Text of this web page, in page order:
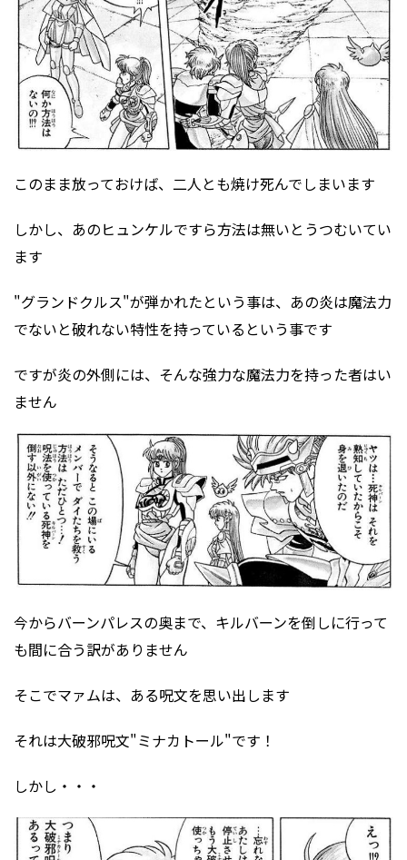
このまま放っておけば、二人とも焼け死んでしまいます
しかし、あのヒュンケルですら方法は無いとうつむいてい
ます
"グランドクルス"が弾かれたという事は、あの炎は魔法力
でないと破れない特性を持っているという事です
ですが炎の外側には、そんな強力な魔法力を持った者はい
ません
今からバーンパレスの奥まで、キルバーンを倒しに行って
も間に合う訳がありません
そこでマァムは、ある呪文を思い出します
それは大破邪呪文"ミナカトール"です！
しかし・・・